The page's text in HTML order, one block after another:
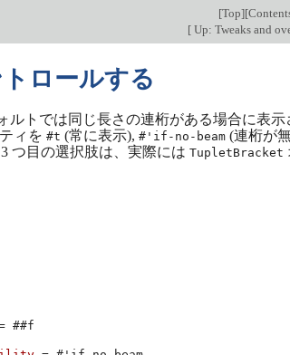
[Top][
[ Up: Tweaks and
ロールする
トでは同じ長さの連桁がある場合に表
ィを #t (常に表示), #'if-no-beam (連桁が
つ目の選択肢は、実際には TupletBracket
##f